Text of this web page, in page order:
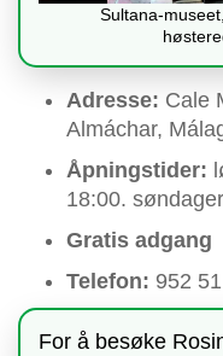
Sultana-
Adresse: Cale
Almáchar,
Åpningstider:
18:00.
Gratis adgang
Telefon: 952
For å besøke